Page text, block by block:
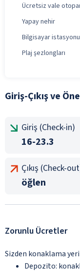
Ücretsiz vale
Yapay nehir
Bilgisayar istasyonu
Plaj şezlongları
Giriş-Çıkış ve
Giriş (Check-in)
16-23.3
Çıkış (Check-
öğlen
Zorunlu Ücretler
Sizden konaklama
Depozito: